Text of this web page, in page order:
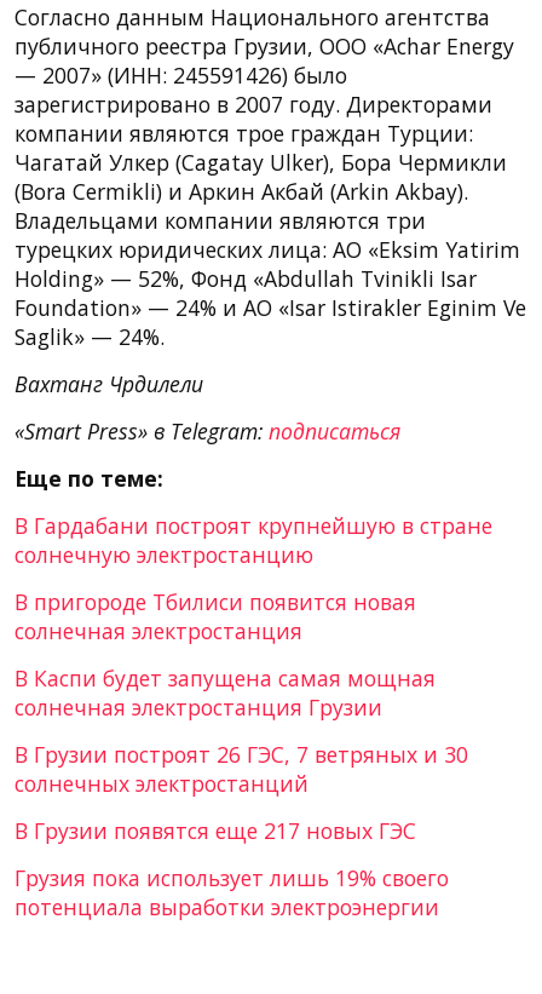
Согласно данным Национального агентства
публичного реестра Грузии, ООО «Achar Energy
— 2007» (ИНН: 245591426) было
зарегистрировано в 2007 году. Директорами
компании являются трое граждан Турции:
Чагатай Улкер (Cagatay Ulker), Бора Чермикли
(Bora Cermikli) и Аркин Акбай (Arkin Akbay).
Владельцами компании являются три
турецких юридических лица: АО «Eksim Yatirim
Holding» — 52%, Фонд «Abdullah Tvinikli Isar
Foundation» — 24% и АО «Isar Istirakler Eginim Ve
Saglik» — 24%.
Вахтанг Чрдилели
«Smart Press» в Telegram: подписаться
Еще по теме:
В Гардабани построят крупнейшую в стране
солнечную электростанцию
В пригороде Тбилиси появится новая
солнечная электростанция
В Каспи будет запущена самая мощная
солнечная электростанция Грузии
В Грузии построят 26 ГЭС, 7 ветряных и 30
солнечных электростанций
В Грузии появятся еще 217 новых ГЭС
Грузия пока использует лишь 19% своего
потенциала выработки электроэнергии